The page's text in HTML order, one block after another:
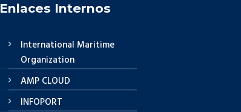
Enlaces Internos
International Maritime
Organization
AMP CLOUD
INFOPORT